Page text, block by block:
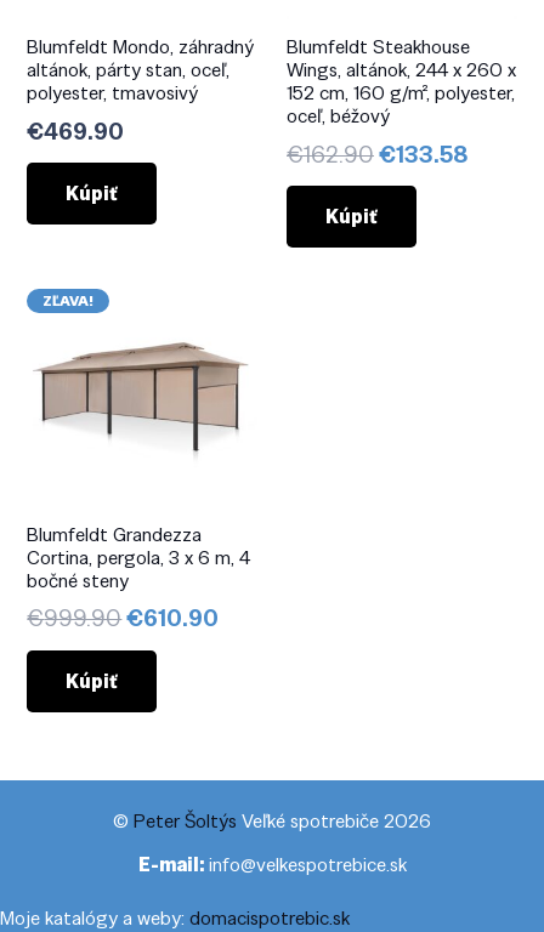
Blumfeldt Mondo, záhradný
altánok, párty stan, oceľ,
polyester, tmavosivý
€469.90
Kúpiť
Blumfeldt Steakhouse
Wings, altánok, 244 x 260 x
152 cm, 160 g/m², polyester,
oceľ, béžový
€162.90Pôvodná
cena
€162.90.
€133.58
Kúpiť
ZĽAVA!
Blumfeldt Grandezza
Cortina, pergola, 3 x 6 m, 4
bočné steny
€999.90Pôvodná
cena
€999.90.
€610.90
Kúpiť
© Peter Šoltýs Veľké spotrebiče 2026
E-mail:info@velkespotrebice.sk
Moje katalógy a weby: domacispotrebic.sk